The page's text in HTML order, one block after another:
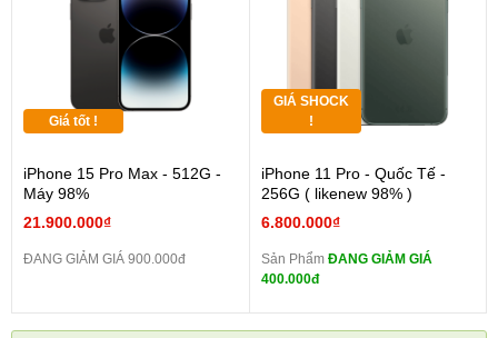
Giá tốt !
iPhone 15 Pro Max - 512G -
Máy 98%
21.900.000₫
ĐANG GIẢM GIÁ 900.000đ
GIÁ SHOCK
!
iPhone 11 Pro - Quốc Tế -
256G ( likenew 98% )
6.800.000₫
Sản Phẩm ĐANG GIẢM GIÁ
400.000đ